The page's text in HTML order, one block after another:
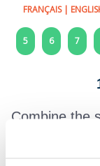
FRANÇAIS|
5 6 7
Combine the
each word